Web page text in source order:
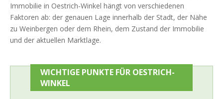
Immobilie in Oestrich-Winkel hängt von verschiedenen
Faktoren ab: der genauen Lage innerhalb der Stadt, der Nähe
zu Weinbergen oder dem Rhein, dem Zustand der Immobilie
und der aktuellen Marktlage.
WICHTIGE PUNKTE FÜR OESTRICH-
WINKEL